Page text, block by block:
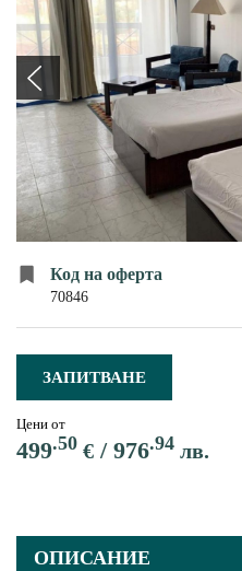
LAST MINUTE
УИКЕНДИ
ХОТЕЛИ
КРУИЗИ
САМОЛЕТНИ БИЛЕТИ
ПЪТЕВОДИТЕЛ
За нас
Банкови реквизити
Код на оферта
70846
ЗАПИТВАНЕ
Цени от
499.50 € / 976.94 лв.
ОПИСАНИЕ